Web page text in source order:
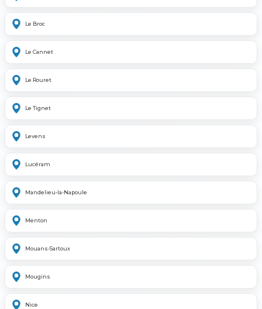
Le Broc
Le Cannet
Le Rouret
Le Tignet
Levens
Lucéram
Mandelieu-la-Napoule
Menton
Mouans-Sartoux
Mougins
Nice